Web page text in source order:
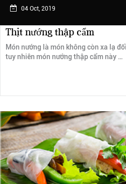
04 Oct, 2019
Thịt nướng thập cẩm
Món nướng là món không còn xa lạ
tuy nhiên món nướng thập cẩm này …